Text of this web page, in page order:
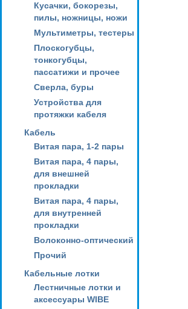
Кусачки, бокорезы,
пилы, ножницы, ножи
Мультиметры, тестеры
Плоскогубцы,
тонкогубцы,
пассатижи и прочее
Сверла, буры
Устройства для
протяжки кабеля
Кабель
Витая пара, 1-2 пары
Витая пара, 4 пары,
для внешней
прокладки
Витая пара, 4 пары,
для внутренней
прокладки
Волоконно-оптический
Прочий
Кабельные лотки
Лестничные лотки и
аксессуары WIBE